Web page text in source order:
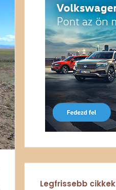
Legfrissebb cikkek